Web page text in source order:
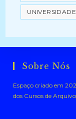
Sobre Nós
Espaço criado em
dos Cursos de